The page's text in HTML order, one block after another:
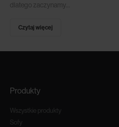
dlatego zaczynamy...
Czytaj więcej
Produkty
Wszystkie produkty
Sofy